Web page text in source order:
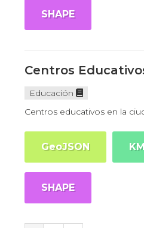
SHAPE
Centros
Educación
Centros educativos en la
GeoJSON
SHAPE